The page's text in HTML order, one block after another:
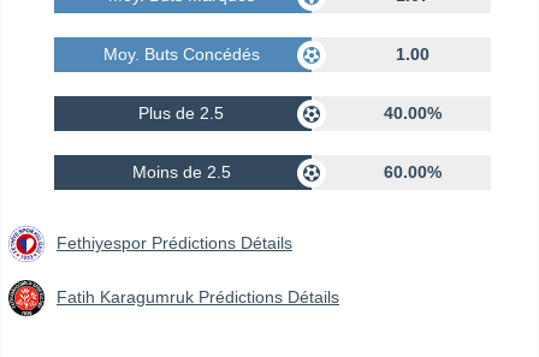
Moy. Buts Concédés 1.00
Plus de 2.5 40.00%
Moins de 2.5 60.00%
Fethiyespor Prédictions Détails
Fatih Karagumruk Prédictions Détails